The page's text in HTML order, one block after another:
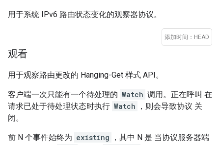
用于系统 IPv6 路由状态变化的观察器协议。
添加时间：HEAD
观看
用于观察路由更改的 Hanging-Get 样式 API。
客户端一次只能有一个待处理的 Watch 调用。正在呼叫 在
请求已处于待处理状态时执行 Watch
，则会导致协议 关
闭。
前 N 个事件始终为 existing
，其中 N 是 当协议服务器端